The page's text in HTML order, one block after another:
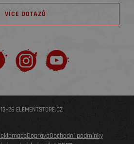
VÍCE DOTAZŮ
ELEMENTSTORE.CZ
DopravaObchodní podmínky